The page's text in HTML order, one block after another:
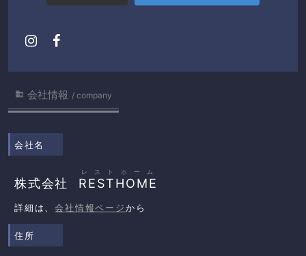
 会社情報 company
会社名
株式会社 RESTHOME
レストホーム
詳細は、会社情報ページから
住所